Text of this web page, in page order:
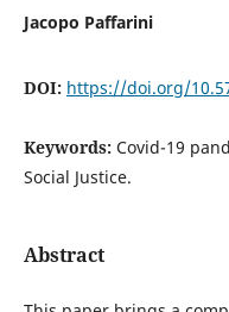
Jacopo Paffarini
DOI: https://doi.org/
Keywords: Covid-19
Social Justice.
Abstract